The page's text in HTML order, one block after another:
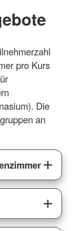
pro Kurs
Die
an